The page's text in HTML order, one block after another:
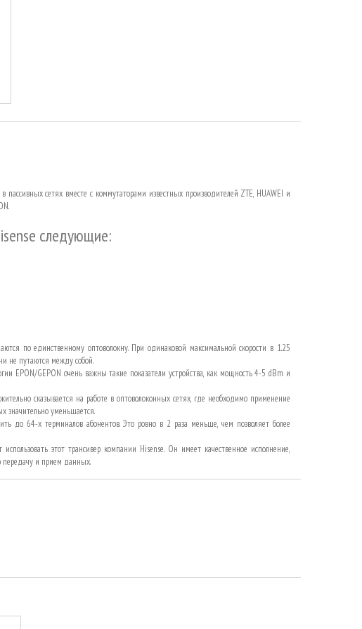
сетях вместе с коммутаторами известных производителей ZTE, HUAWEI и
следующие:
по единственному оптоволокну. При одинаковой максимальной скорости в 1.25
не путаются между собой.
EPON/GEPON очень важны такие показатели устройства, как мощность 4-5dBm и
сказывается на работе в оптоволоконных сетях, где необходимо применение
значительно уменьшается.
до 64-х терминалов абонентов. Это ровно в 2 раза меньше, чем позволяет более
этот трансивер компании Hisense. Он имеет качественное исполнение,
передачу и прием данных.